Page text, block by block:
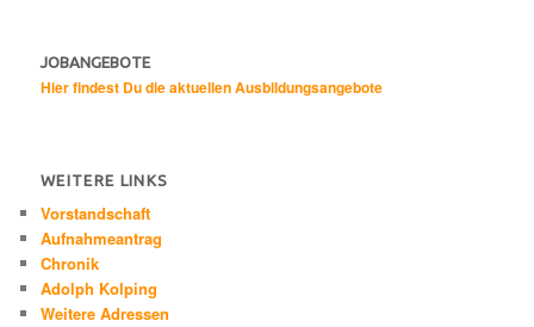
JOBANGEBOTE
Hier findest Du die aktuellen Ausbildungsangebote
WEITERE LINKS
Vorstandschaft
Aufnahmeantrag
Chronik
Adolph Kolping
Weitere Adressen